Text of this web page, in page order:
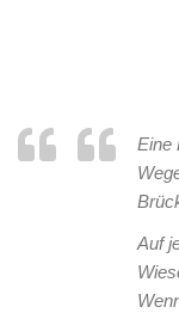
Eine
Auf